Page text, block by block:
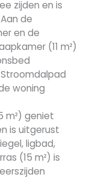
zijden en is
de
en de
(11 m²)
woning
m²) geniet
is uitgerust
ligbad,
(15 m²) is